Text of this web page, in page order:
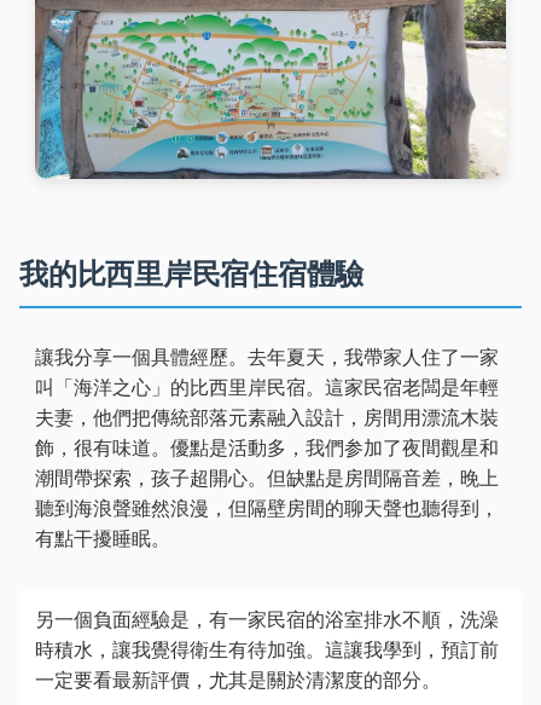
我的比西里岸民宿住宿體驗
讓我分享一個具體經歷。去年夏天，我帶家人住了一家
叫「海洋之心」的比西里岸民宿。這家民宿老闆是年輕
夫妻，他們把傳統部落元素融入設計，房間用漂流木裝
飾，很有味道。優點是活動多，我們参加了夜間觀星和
潮間帶探索，孩子超開心。但缺點是房間隔音差，晚上
聽到海浪聲雖然浪漫，但隔壁房間的聊天聲也聽得到，
有點干擾睡眠。
另一個負面經驗是，有一家民宿的浴室排水不順，洗澡
時積水，讓我覺得衛生有待加強。這讓我學到，預訂前
一定要看最新評價，尤其是關於清潔度的部分。